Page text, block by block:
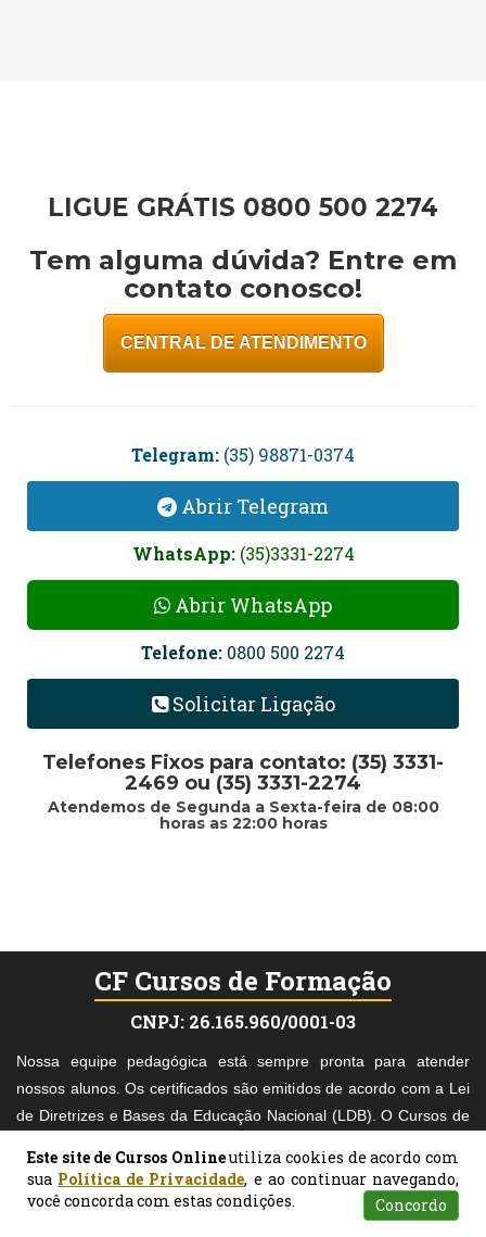
LIGUE GRÁTIS 0800 500 2274
Tem alguma dúvida? Entre em
contato conosco!
CENTRAL DE ATENDIMENTO
Telegram: (35) 98871-0374
Abrir Telegram
WhatsApp:(35)3331-2274
Abrir WhatsApp
Telefone: 0800 500 2274
Solicitar Ligação
Telefones Fixos para contato: (35) 3331-
2469 ou (35) 3331-2274
Atendemos de Segunda a Sexta-feira de 08:00
horas as 22:00 horas
CF Cursos de Formação
CNPJ: 26.165.960/0001-03
Nossa equipe pedagógica está sempre pronta para atender
nossos alunos. Os certificados são emitidos de acordo com a Lei
de Diretrizes e Bases da Educação Nacional (LDB). O Cursos de
acadêmicos e, nosso pagamento é mediado pelo Mercado Pago,
o que torna seu pagamento mais seguro.
Este site de Cursos Onlineutiliza cookies de acordo com
sua Política de Privacidade, e ao continuar navegando,
você concorda com estas condições.
Concordo
Matrículas